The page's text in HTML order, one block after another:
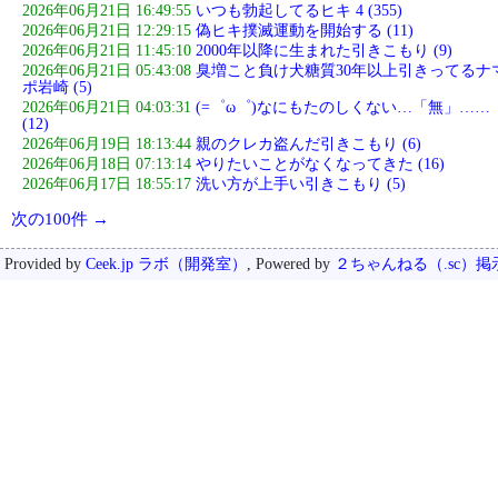
2026年06月21日 16:49:55 いつも勃起してるヒキ 4 (355)
2026年06月21日 12:29:15 偽ヒキ撲滅運動を開始する (11)
2026年06月21日 11:45:10 2000年以降に生まれた引きこもり (9)
2026年06月21日 05:43:08 臭増こと負け犬糖質30年以上引きってるナ
ポ岩崎 (5)
2026年06月21日 04:03:31 (=゜ω゜)なにもたのしくない…「無」……
(12)
2026年06月19日 18:13:44 親のクレカ盗んだ引きこもり (6)
2026年06月18日 07:13:14 やりたいことがなくなってきた (16)
2026年06月17日 18:55:17 洗い方が上手い引きこもり (5)
次の100件 →
Provided by Ceek.jp ラボ（開発室） , Powered by ２ちゃんねる（.sc）掲